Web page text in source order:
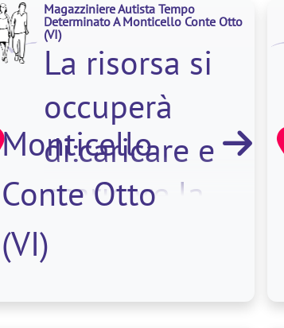
Magazziniere Autista Tempo
Determinato A Monticello Conte Otto
(VI)
La risorsa si
occuperà
di:caricare e
scaricare la
merce con
Monticello
Conte Otto
(VI)